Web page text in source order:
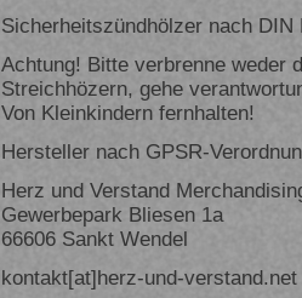
Sicherheitszündhölzer nach DIN
Achtung! Bitte verbrenne weder
Streichhözern, gehe
Von Kleinkindern fernhalten!
Hersteller nach GPSR-
Herz und Verstand
Gewerbepark Bliesen 1a
66606 Sankt Wendel
kontakt[at]herz-und-verstand.net